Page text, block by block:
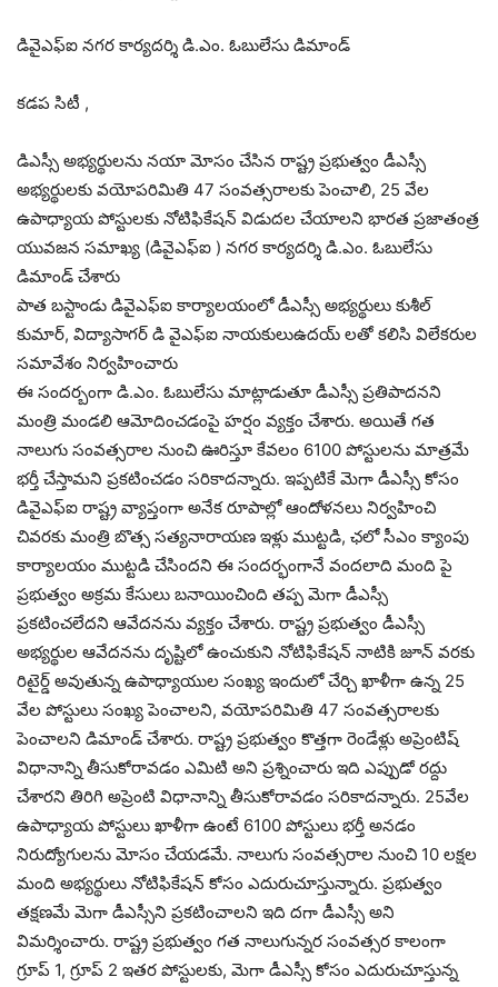
డివైఎఫ్ఐ నగర కార్యదర్శి డి.ఎం. ఓబులేసు డిమాండ్
కడప సిటీ ,
డిఎస్సీ అభ్యర్థులను నయా మోసం చేసిన రాష్ట్ర ప్రభుత్వం డీఎస్సీ
అభ్యర్థులకు వయోపరిమితి 47 సంవత్సరాలకు పెంచాలి, 25 వేల
ఉపాధ్యాయ పోస్టులకు నోటిఫికేషన్ విడుదల చేయాలని భారత ప్రజాతంత్ర
యువజన సమాఖ్య (డివైఎఫ్ఐ ) నగర కార్యదర్శి డి.ఎం. ఓబులేసు
డిమాండ్ చేశారు
పాత బస్టాండు డివైఎఫ్ఐ కార్యాలయంలో డీఎస్సీ అభ్యర్థులు కుశీల్
కుమార్, విద్యాసాగర్ డి వైఎఫ్ఐ నాయకులుఉదయ్ లతో కలిసి విలేకరుల
సమావేశం నిర్వహించారు
ఈ సందర్బంగా డి.ఎం. ఓబులేసు మాట్లాడుతూ డీఎస్సీ ప్రతిపాదనని
మంత్రి మండలి ఆమోదించడంపై హర్షం వ్యక్తం చేశారు. అయితే గత
నాలుగు సంవత్సరాల నుంచి ఊరిస్తూ కేవలం 6100 పోస్టులను మాత్రమే
భర్తీ చేస్తామని ప్రకటించడం సరికాదన్నారు. ఇప్పటికే మెగా డీఎస్సీ కోసం
డివైఎఫ్ఐ రాష్ట్ర వ్యాప్తంగా అనేక రూపాల్లో ఆందోళనలు నిర్వహించి
చివరకు మంత్రి బొత్స సత్యనారాయణ ఇళ్లు ముట్టడి, ఛలో సీఎం క్యాంపు
కార్యాలయం ముట్టడి చేసిందని ఈ సందర్భంగానే వందలాది మంది పై
ప్రభుత్వం అక్రమ కేసులు బనాయించింది తప్ప మెగా డీఎస్సీ
ప్రకటించలేదని ఆవేదనను వ్యక్తం చేశారు. రాష్ట్ర ప్రభుత్వం డీఎస్సీ
అభ్యర్థుల ఆవేదనను దృష్టిలో ఉంచుకుని నోటిఫికేషన్ నాటికి జూన్ వరకు
రిటైర్డ్ అవుతున్న ఉపాధ్యాయుల సంఖ్య ఇందులో చేర్చి ఖాళీగా ఉన్న 25
వేల పోస్టులు సంఖ్య పెంచాలని, వయోపరిమితి 47 సంవత్సరాలకు
పెంచాలని డిమాండ్ చేశారు. రాష్ట్ర ప్రభుత్వం కొత్తగా రెండేళ్లు అప్రెంటిష్
విధానాన్ని తీసుకోరావడం ఎమిటి అని ప్రశ్నించారు ఇది ఎప్పుడో రద్దు
చేశారని తిరిగి అప్రెంటి విధానాన్ని తీసుకోరావడం సరికాదన్నారు. 25వేల
ఉపాధ్యాయ పోస్టులు ఖాళీగా ఉంటే 6100 పోస్టులు భర్తీ అనడం
నిరుద్యోగులను మోసం చేయడమే. నాలుగు సంవత్సరాల నుంచి 10 లక్షల
మంది అభ్యర్థులు నోటిఫికేషన్ కోసం ఎదురుచూస్తున్నారు. ప్రభుత్వం
తక్షణమే మెగా డీఎస్సీని ప్రకటించాలని ఇది దగా డీఎస్సీ అని
విమర్శించారు. రాష్ట్ర ప్రభుత్వం గత నాలుగున్నర సంవత్సర కాలంగా
గ్రూప్ 1, గ్రూప్ 2 ఇతర పోస్టులకు, మెగా డీఎస్సీ కోసం ఎదురుచూస్తున్న